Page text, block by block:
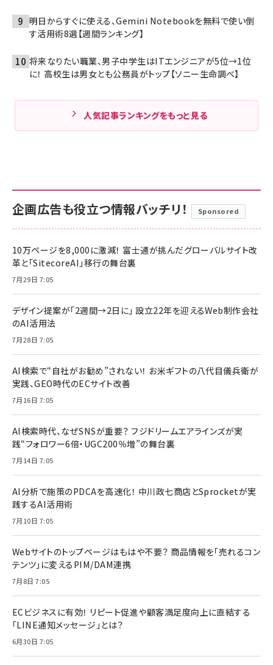
明日からすぐに使える、Gemini Notebookを無料で使い倒
す活用術8選【週間ランキング】
将来なりたい職業、男子中学生はITエンジニアが5位→1位
に！ 高校生は男女とも公務員がトップ【ソニー生命調べ】
人気記事ランキングをもっと見る
企画広告も役立つ情報バッチリ！ Sponsored
10万ページを8,000に激減！ 富士通が挑んだグローバルサイト改
革と「SitecoreAI」移行の舞台裏
7月29日 7:05
デザイン提案が「2週間→2日に」 設立22年を迎えるWeb制作会社
のAI活用法
7月28日 7:05
AI検索で“自社がお勧め”されない！ お米ギフトの八代目儀兵衛が
実践、GEO時代のECサイト改善
7月16日 7:05
AI検索時代、なぜSNSが重要？ フジドリームエアラインズが実
践“フォロワー6倍・UGC200％増”の舞台裏
7月14日 7:05
AI分析で施策のPDCAを高速化！ 中川政七商店とSprocketが実
践するAI活用術
7月10日 7:05
Webサイトのトップページはもはや不要？ 商品情報を「売れるコン
テンツ」に変えるPIM/DAM連携
7月8日 7:05
ECビジネスに有効！ リピート促進や顧客満足度向上に直結する
「LINE通知メッセージ」とは？
6月30日 7:05